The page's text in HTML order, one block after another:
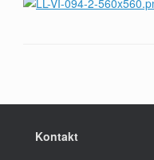
Kontakt